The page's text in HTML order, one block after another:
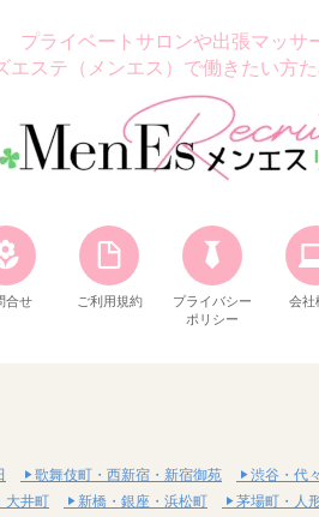
プライベートサロンや出張マッサ
エステ（メンエス）で働きたい方
合せ ご利用規約
プライバシー
ポリシー
会社
歌舞伎町・西新宿・新宿御苑 渋谷・代
大井町 新橋・銀座・浜松町 茅場町・人